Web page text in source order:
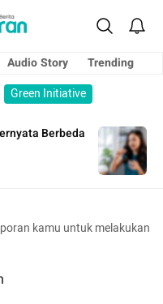
Audio Story
Trending
Green Initiative
Berbeda
kamu untuk melakukan